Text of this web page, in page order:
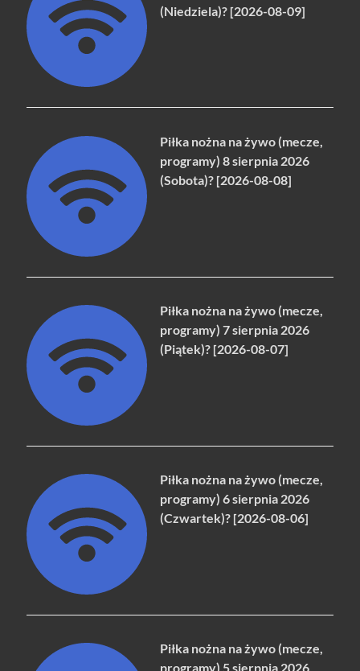
(Niedziela)? [2026-08-09]
Piłka nożna na żywo (mecze,
programy) 8 sierpnia 2026
(Sobota)? [2026-08-08]
Piłka nożna na żywo (mecze,
programy) 7 sierpnia 2026
(Piątek)? [2026-08-07]
Piłka nożna na żywo (mecze,
programy) 6 sierpnia 2026
(Czwartek)? [2026-08-06]
Piłka nożna na żywo (mecze,
programy) 5 sierpnia 2026